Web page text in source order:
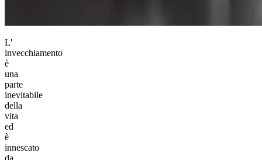
L'
invecchiamento
è
una
parte
inevitabile
della
vita
ed
è
innescato